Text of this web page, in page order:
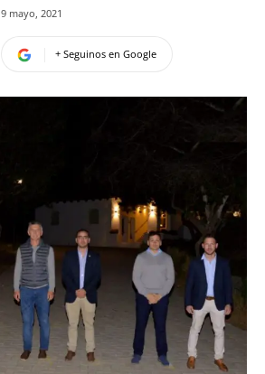
9 mayo, 2021
+ Seguinos en Google